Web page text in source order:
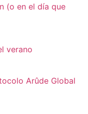
(o en el día que
verano
Arûde Global